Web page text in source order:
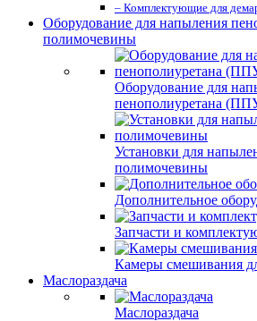
– Комплектующие для
Оборудование для напыления
полимочевины
Оборудование для
пенополиуретана
Установки для
полимочевины
Дополнительное
Запчасти и
Камеры смешивания
Маслораздача
Маслораздача